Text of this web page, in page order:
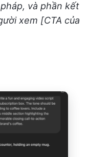
và phần kết
xem [CTA của